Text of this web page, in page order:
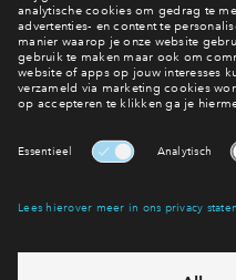
Ook wonen in De Pas?
Bekijk het aanbod
Interesse?
Hiermee blijf je op de